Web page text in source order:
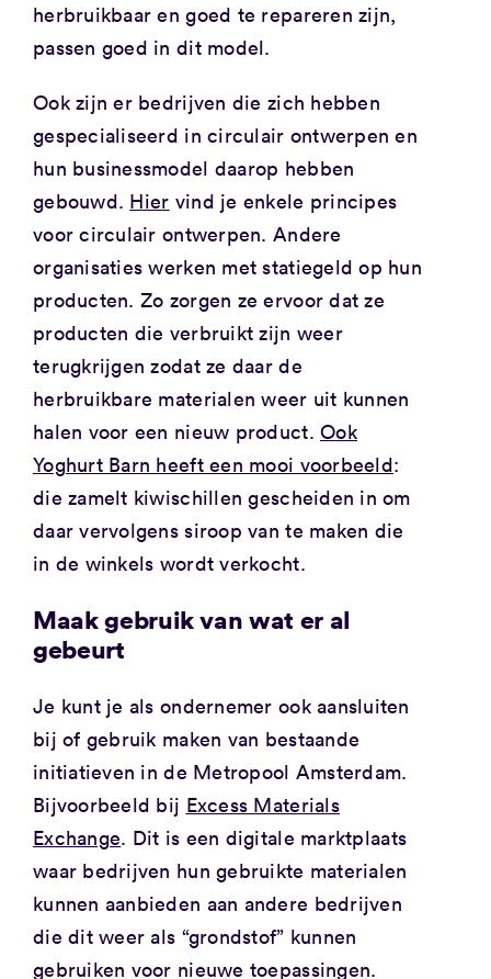
herbruikbaar en goed te repareren zijn,
passen goed in dit model.
Ook zijn er bedrijven die zich hebben
gespecialiseerd in circulair ontwerpen en
hun businessmodel daarop hebben
gebouwd. Hier vind je enkele principes
voor circulair ontwerpen. Andere
organisaties werken met statiegeld op hun
producten. Zo zorgen ze ervoor dat ze
producten die verbruikt zijn weer
terugkrijgen zodat ze daar de
herbruikbare materialen weer uit kunnen
halen voor een nieuw product.Ook
Yoghurt Barn heeft een mooi voorbeeld:
die zamelt kiwischillen gescheiden in om
daar vervolgens siroop van te maken die
in de winkels wordt verkocht.
Maak gebruik van wat er al
gebeurt
Je kunt je als ondernemer ook aansluiten
bij of gebruik maken van bestaande
initiatieven in de Metropool Amsterdam.
Bijvoorbeeld bij Excess Materials
Exchange. Dit is een digitale marktplaats
waar bedrijven hun gebruikte materialen
kunnen aanbieden aan andere bedrijven
die dit weer als “grondstof” kunnen
gebruiken voor nieuwe toepassingen.